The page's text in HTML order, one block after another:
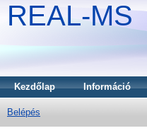
REAL-MS
Kezdőlap Információ
Belépés